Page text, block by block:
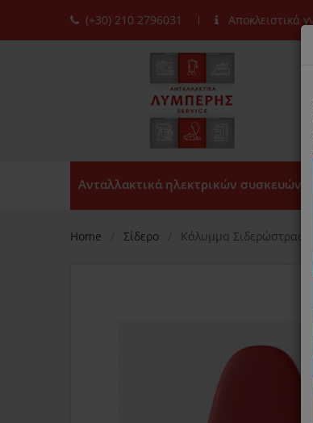
(+30) 210 2796031 Αποκλειστικά
Ανταλλακτικά ηλεκτρικών συσκευών
Home Σίδερο Κάλυμμα Σιδερώστρας